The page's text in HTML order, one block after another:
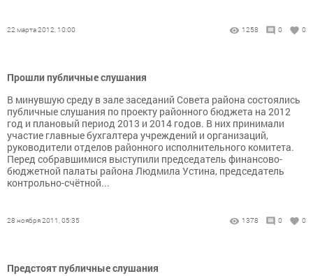
22 марта 2012, 10:00 1258 0 0
Прошли публичные слушания
В минувшую среду в зале заседаний Совета района состоялись
публичные слушания по проекту районного бюджета на 2012
год и плановый период 2013 и 2014 годов. В них принимали
участие главные бухгалтера учреждений и организаций,
руководители отделов районного исполнительного комитета.
Перед собравшимися выступили председатель финансово-
бюджетной палаты района Людмила Устина, председатель
контрольно-счётной...
28 ноября 2011, 05:35 1378 0 0
Предстоят публичные слушания